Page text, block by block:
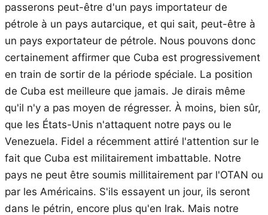
passerons peut-être d'un pays importateur de
pétrole à un pays autarcique, et qui sait, peut-être à
un pays exportateur de pétrole. Nous pouvons donc
certainement affirmer que Cuba est progressivement
en train de sortir de la période spéciale. La position
de Cuba est meilleure que jamais. Je dirais même
qu'il n'y a pas moyen de régresser. À moins, bien sûr,
que les États-Unis n'attaquent notre pays ou le
Venezuela. Fidel a récemment attiré l'attention sur le
fait que Cuba est militairement imbattable. Notre
pays ne peut être soumis millitairement par l'OTAN ou
par les Américains. S'ils essayent un jour, ils seront
dans le pétrin, encore plus qu'en Irak. Mais notre